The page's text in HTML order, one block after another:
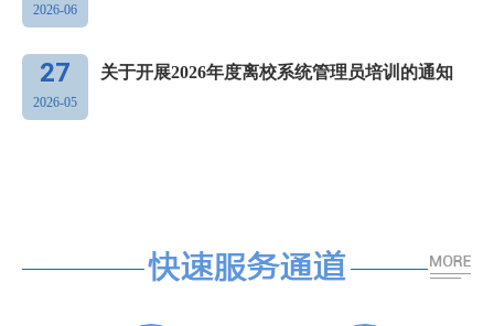
2026-06
关于开展2026年度离校系统管理员培训的通知
27
2026-05